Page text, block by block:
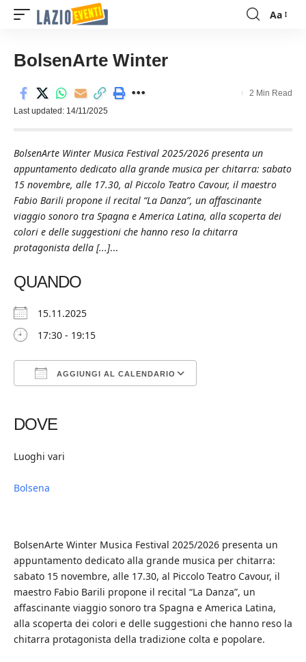
Font
Aa
BolsenArte Winter
Last updated: 14/11/2025
2 Min Read
BolsenArte Winter Musica Festival 2025/2026 presenta un
appuntamento dedicato alla grande musica per chitarra: sabato
15 novembre, alle 17.30, al Piccolo Teatro Cavour, il maestro
Fabio Barili propone il recital “La Danza”, un affascinante
viaggio sonoro tra Spagna e America Latina, alla scoperta dei
colori e delle suggestioni che hanno reso la chitarra
protagonista della [...]...
QUANDO
15.11.2025
17:30 - 19:15
AGGIUNGI AL CALENDARIO
DOVE
Luoghi vari
Bolsena
BolsenArte Winter Musica Festival 2025/2026 presenta un
appuntamento dedicato alla grande musica per chitarra:
sabato 15 novembre, alle 17.30, al Piccolo Teatro Cavour, il
maestro Fabio Barili propone il recital “La Danza”, un
affascinante viaggio sonoro tra Spagna e America Latina,
alla scoperta dei colori e delle suggestioni che hanno reso la
chitarra protagonista della tradizione colta e popolare.